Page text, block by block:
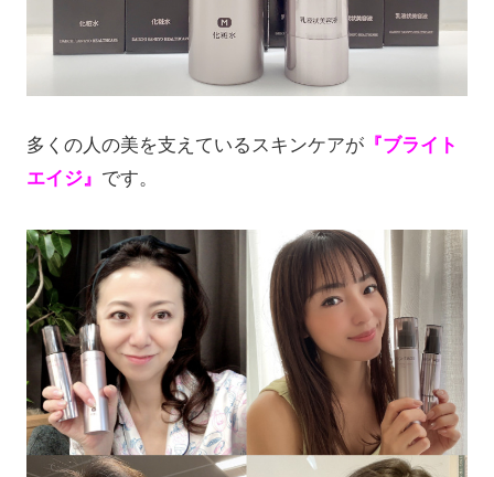
多くの人の美を支えているスキンケアが 『ブライト
エイジ』 です。